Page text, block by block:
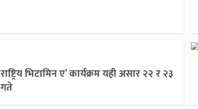
राष्ट्रिय भिटामिन ए’ कार्यक्रम यही असार २२ र २३
गते